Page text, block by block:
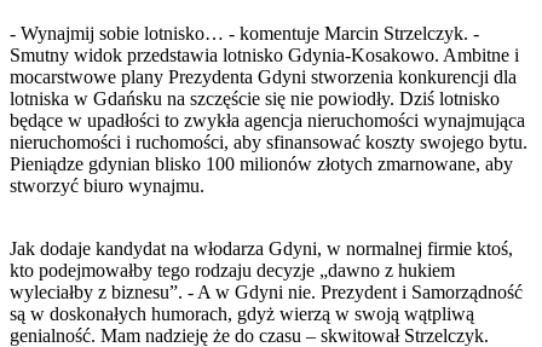
- Wynajmij sobie lotnisko… - komentuje Marcin Strzelczyk. -
Smutny widok przedstawia lotnisko Gdynia-Kosakowo. Ambitne i
mocarstwowe plany Prezydenta Gdyni stworzenia konkurencji dla
lotniska w Gdańsku na szczęście się nie powiodły. Dziś lotnisko
będące w upadłości to zwykła agencja nieruchomości wynajmująca
nieruchomości i ruchomości, aby sfinansować koszty swojego bytu.
Pieniądze gdynian blisko 100 milionów złotych zmarnowane, aby
stworzyć biuro wynajmu.
Jak dodaje kandydat na włodarza Gdyni, w normalnej firmie ktoś,
kto podejmowałby tego rodzaju decyzje „dawno z hukiem
wyleciałby z biznesu”. - A w Gdyni nie. Prezydent i Samorządność
są w doskonałych humorach, gdyż wierzą w swoją wątpliwą
genialność. Mam nadzieję że do czasu – skwitował Strzelczyk.